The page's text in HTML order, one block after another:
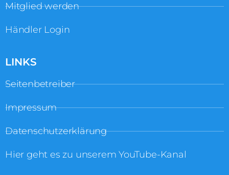
Mitglied werden
Händler Login
LINKS
Seitenbetreiber
Impressum
Datenschutzerklärung
Hier geht es zu unserem YouTube-Kanal